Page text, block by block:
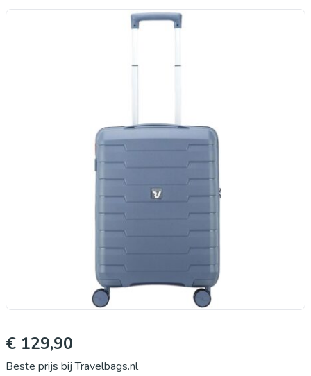
€ 129,90
Beste prijs bij Travelbags.nl